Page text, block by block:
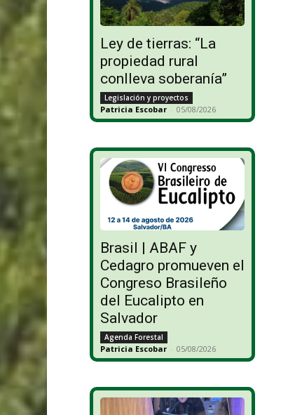
Ley de tierras: “La
propiedad rural
conlleva soberanía”
Legislación y proyectos
Patricia Escobar - 05/08/2026
Brasil | ABAF y
Cedagro promueven el
Congreso Brasileño
del Eucalipto en
Salvador
Agenda Forestal
Patricia Escobar - 05/08/2026